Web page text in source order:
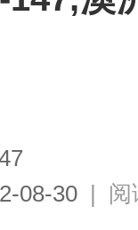
08-30 | 阅